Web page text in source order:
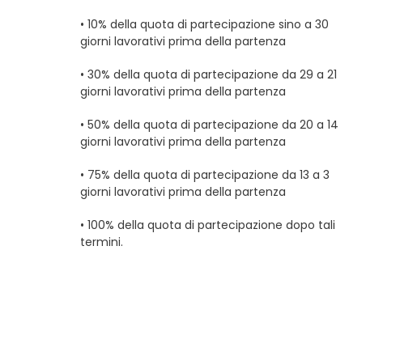
• 10% della quota di partecipazione sino a 30
giorni lavorativi prima della partenza
• 30% della quota di partecipazione da 29 a 21
giorni lavorativi prima della partenza
• 50% della quota di partecipazione da 20 a 14
giorni lavorativi prima della partenza
• 75% della quota di partecipazione da 13 a 3
giorni lavorativi prima della partenza
• 100% della quota di partecipazione dopo tali
termini.